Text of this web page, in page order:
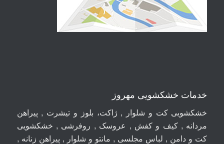
خدمات خشکشویی مهروز
خشکشویی کت و شلوار , ژاکت، بلوز و تیشرت , پیراهن
مردانه , کیف و کفش , عروسک , روفرشی , خشکشویی
کت و دامن , لباس مجلسی , مانتو و شلوار , پیراهن زنانه ,